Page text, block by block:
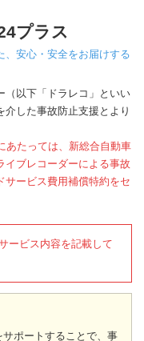
プラス
、安心・安全をお届けする
（以下「ドラレコ」といい
介した事故防止支援とより
あたっては、新総合自動車
イブレコーダーによる事故
サービス費用補償特約をセ
ービス内容を記載して
ポートすることで、事